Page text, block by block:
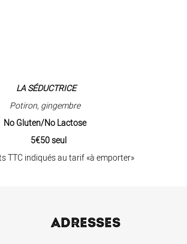
LASÉDUCTRICE
Potiron, gingembre
No Gluten/No Lactose
5€50 seul
indiqués au tarif «à emporter»
ADRESSES